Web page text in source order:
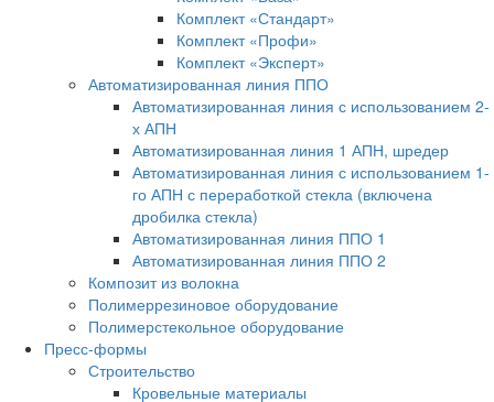
Комплект «Стандарт»
Комплект «Профи»
Комплект «Эксперт»
Автоматизированная линия ППО
Автоматизированная линия с использованием 2-
х АПН
Автоматизированная линия 1 АПН, шредер
Автоматизированная линия с использованием 1-
го АПН с переработкой стекла (включена
дробилка стекла)
Автоматизированная линия ППО 1
Автоматизированная линия ППО 2
Композит из волокна
Полимеррезиновое оборудование
Полимерстекольное оборудование
Пресс-формы
Строительство
Кровельные материалы